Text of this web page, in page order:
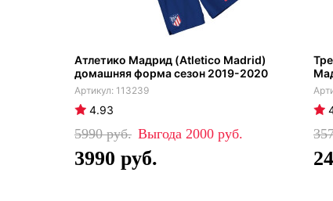
Атлетико Мадрид (Atletico Madrid)
домашняя форма сезон 2019-2020
113239
4.93
5990 2000
3990